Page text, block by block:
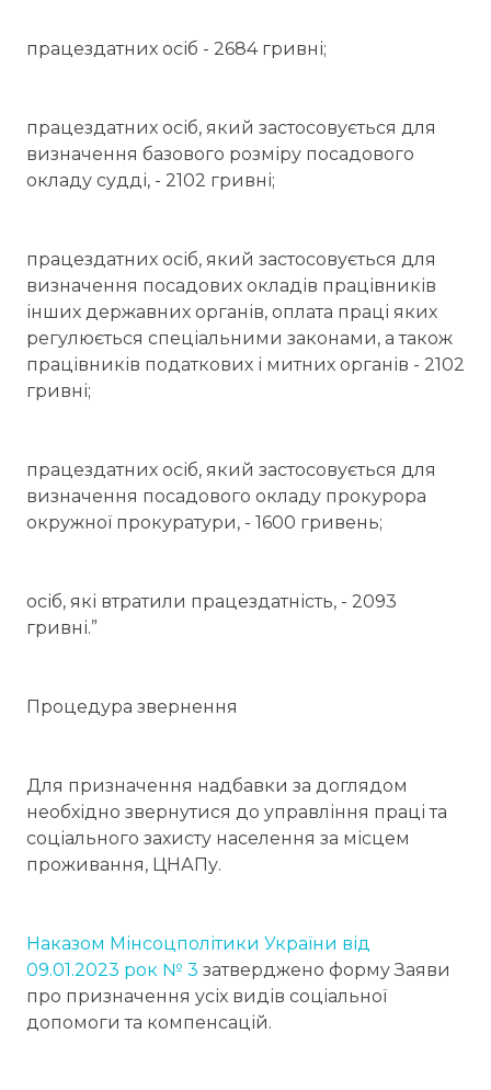
працездатних осіб - 2684 гривні;
працездатних осіб, який застосовується для
визначення базового розміру посадового
окладу судді, - 2102 гривні;
працездатних осіб, який застосовується для
визначення посадових окладів працівників
інших державних органів, оплата праці яких
регулюється спеціальними законами, а також
працівників податкових і митних органів - 2102
гривні;
працездатних осіб, який застосовується для
визначення посадового окладу прокурора
окружної прокуратури, - 1600 гривень;
осіб, які втратили працездатність, - 2093
гривні.”
Процедура звернення
Для призначення надбавки за доглядом
необхідно звернутися до управління праці та
соціального захисту населення за місцем
проживання, ЦНАПу.
Наказом Мінсоцполітики України від
09.01.2023 рок № 3 затверджено форму Заяви
про призначення усіх видів соціальної
допомоги та компенсацій.